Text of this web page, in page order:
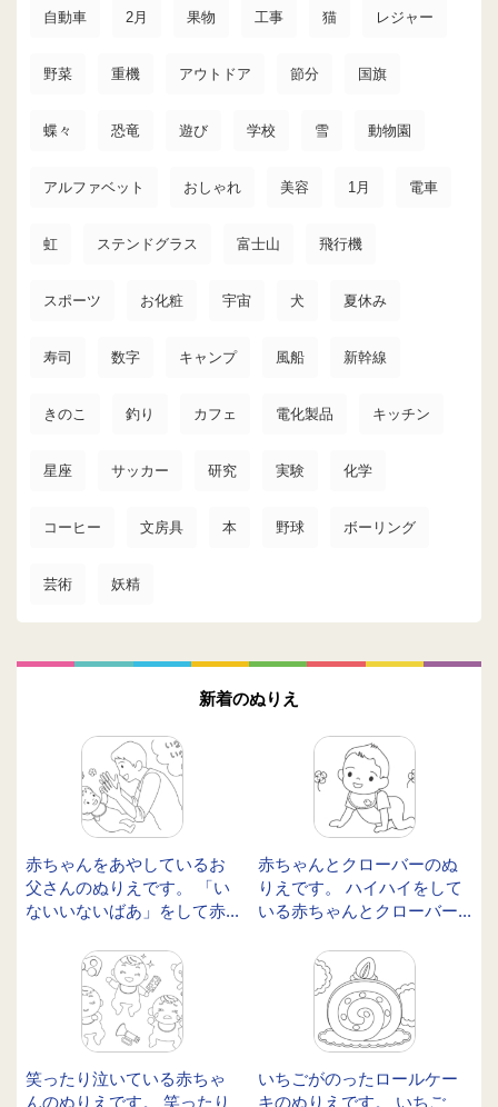
自動車 2月 果物 工事 猫 レジャー
野菜 重機 アウトドア 節分 国旗
蝶々 恐竜 遊び 学校 雪 動物園
アルファベット おしゃれ 美容 1月 電車
虹 ステンドグラス 富士山 飛行機
スポーツ お化粧 宇宙 犬 夏休み
寿司 数字 キャンプ 風船 新幹線
きのこ 釣り カフェ 電化製品 キッチン
星座 サッカー 研究 実験 化学
コーヒー 文房具 本 野球 ボーリング
芸術 妖精
新着のぬりえ
赤ちゃんをあやしているお
父さんのぬりえです。 「い
ないいないばあ」をして赤...
赤ちゃんとクローバーのぬ
りえです。 ハイハイをして
いる赤ちゃんとクローバー...
笑ったり泣いている赤ちゃ
んのぬりえです。 笑ったり
いちごがのったロールケー
キのぬりえです。 いちご